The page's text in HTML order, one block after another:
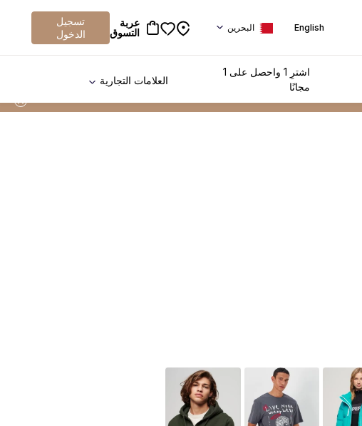
English البحرين
عربة
التسوق
تسجيل
الدخول
اشترِ 1 واحصل على 1
مجانًا
العلامات التجارية